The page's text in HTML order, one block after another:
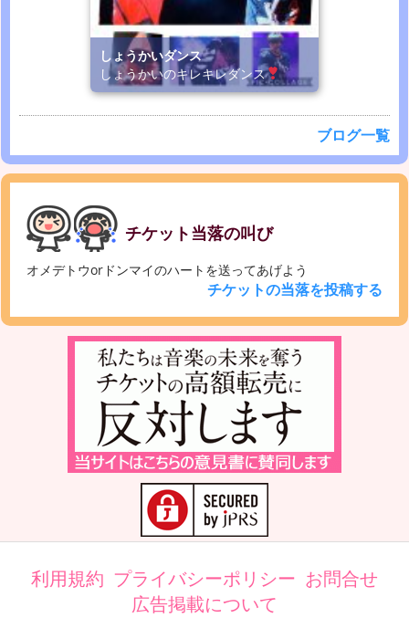
しょうかいダンス
しょうかいのキレキレダンス
ブログ一覧
チケット当落の叫び
オメデトウorドンマイのハートを送ってあげよう
チケットの当落を投稿する
利用規約 プライバシーポリシー お問合せ
広告掲載について